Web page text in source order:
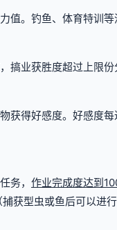
值。 钓鱼、体育特训等
搞业获胜度超过上限份
获得好感度。 好感度每
务， 作业完成度达到
获型虫或鱼后可以进